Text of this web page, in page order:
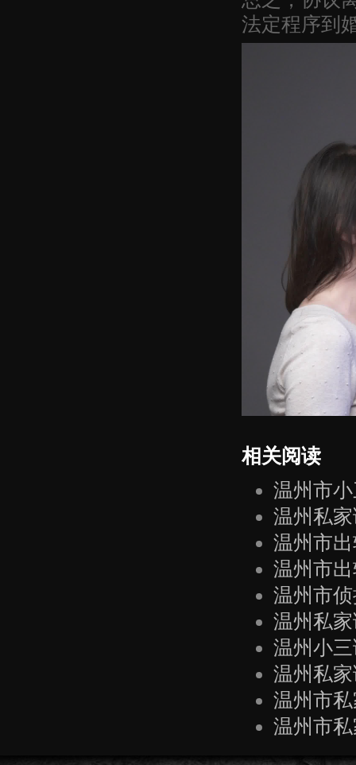
法定程序到
相关阅读
温州市
温州私
温州市
温州市
温州市
温州私
温州小
温州私
温州市
温州市